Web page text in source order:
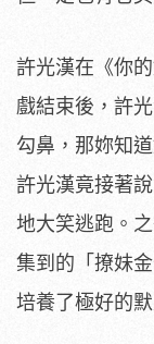
許光漢在《你
戲結束後， 許
勾鼻， 那妳知
許光漢竟接著說
地大笑逃跑。
集到的「撩妹
培養了極好的